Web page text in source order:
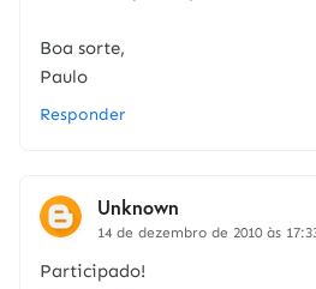
Boa sorte,
Paulo
Responder
Unknown
14 de dezembro de 2010 às
Participado!